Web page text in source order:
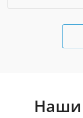
Наши